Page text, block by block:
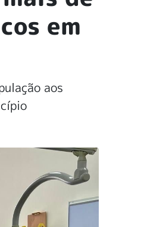
em
aos